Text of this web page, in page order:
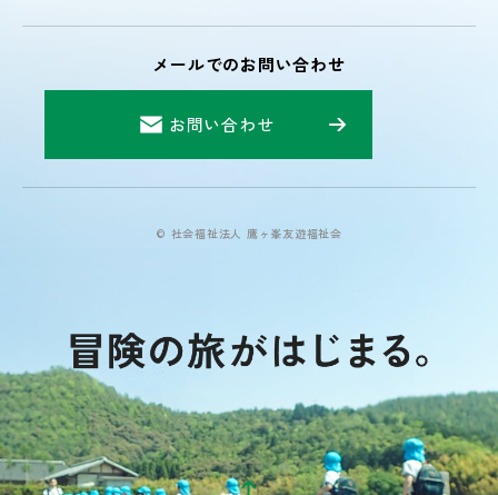
メールでのお問い合わせ
お問い合わせ
© 社会福祉法人 鷹ヶ峯友遊福祉会